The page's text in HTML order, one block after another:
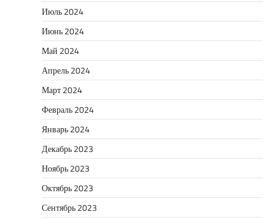
Июль 2024
Июнь 2024
Май 2024
Апрель 2024
Март 2024
Февраль 2024
Январь 2024
Декабрь 2023
Ноябрь 2023
Октябрь 2023
Сентябрь 2023